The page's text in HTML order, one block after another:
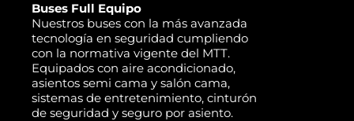
Buses Full Equipo
Nuestros buses con la más avanzada
tecnología en seguridad cumpliendo
con la normativa vigente del MTT.
Equipados con aire acondicionado,
asientos semi cama y salón cama,
sistemas de entretenimiento, cinturón
de seguridad y seguro por asiento.